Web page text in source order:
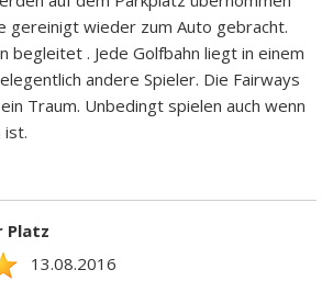
gereinigt wieder zum Auto gebracht.
begleitet . Jede Golfbahn liegt in einem
andere Spieler. Die Fairways
Traum. Unbedingt spielen auch wenn
ist.
Platz
13.08.2016